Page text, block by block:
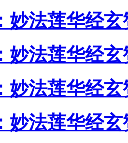
妙法莲华经
妙法莲华经
妙法莲华经
妙法莲华经